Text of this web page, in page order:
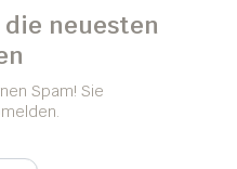
neuesten
Spam! Sie